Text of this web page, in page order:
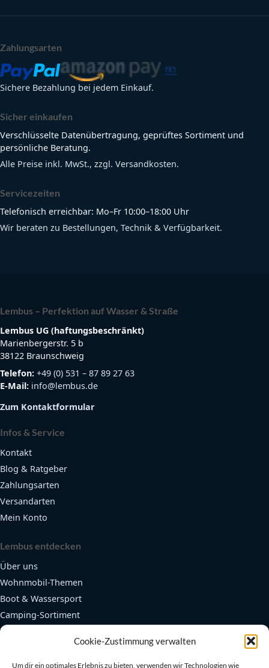
Cookie-Zustimmung verwalten
Um dir ein optimales Erlebnis zu bieten, verwenden wir Technologien wie
Zahlungsarten
Sichere Bezahlung bei jedem Einkauf.
Sicher einkaufen
Verschlüsselte Datenübertragung, geprüftes Sortiment und
persönliche Beratung.
Alle Preise inkl. MwSt., zzgl. Versandkosten.
Servicezeiten
Telefonisch erreichbar: Mo–Fr 10:00–18:00 Uhr
Wir beraten zu Bestellungen, Technik & Verfügbarkeit.
Lembus – Perfektion auf Wasser & Straße
Lembus UG (haftungsbeschränkt)
Marienbergerstr. 5 b
38122 Braunschweig
Telefon: +49 (0) 531 – 87 89 27 63
E-Mail: info@lembus.de
Zum Kontaktformular
Infos & Service
Kontakt
Blog & Ratgeber
Zahlungsarten
Versandarten
Mein Konto
Lembus entdecken
Über uns
Wohnmobil-Themen
Boot & Wassersport
Camping-Sortiment
Fendertex Fender